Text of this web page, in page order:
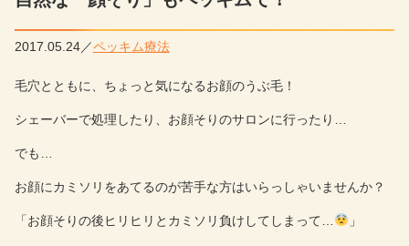
2017.05.24 ペッキム療法
毛穴とともに、ちょっと気になるお顔のうぶ毛！
シェーバーで処理したり、お顔そりのサロンに行ったり…
でも…
お顔にカミソリをあてるのが苦手な方はいらっしゃいませんか？
「お顔そりの後ヒリヒリとカミソリ負けしてしまって… 」